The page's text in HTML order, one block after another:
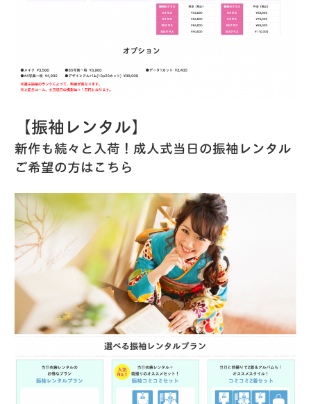
【振袖レンタル】
新作も続々と入荷！成人式当日の振袖レンタル
ご希望の方はこちら